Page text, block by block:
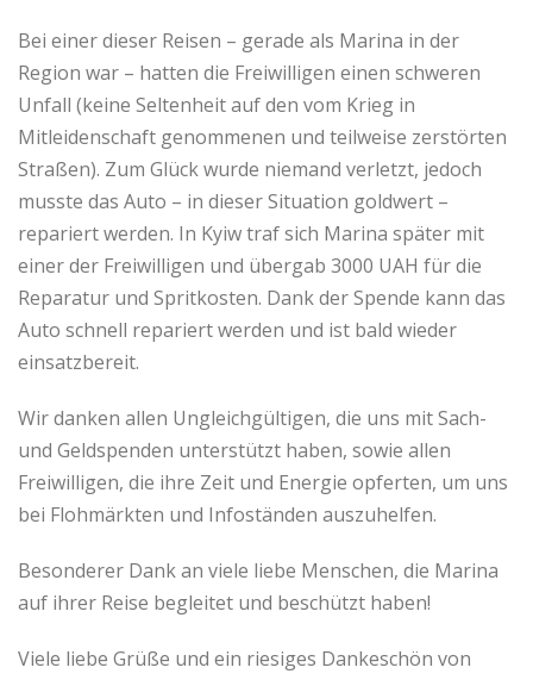
Bei einer dieser Reisen – gerade als Marina in der
Region war – hatten die Freiwilligen einen schweren
Unfall (keine Seltenheit auf den vom Krieg in
Mitleidenschaft genommenen und teilweise zerstörten
Straßen). Zum Glück wurde niemand verletzt, jedoch
musste das Auto – in dieser Situation goldwert –
repariert werden. In Kyiw traf sich Marina später mit
einer der Freiwilligen und übergab 3000 UAH für die
Reparatur und Spritkosten. Dank der Spende kann das
Auto schnell repariert werden und ist bald wieder
einsatzbereit.
Wir danken allen Ungleichgültigen, die uns mit Sach-
und Geldspenden unterstützt haben, sowie allen
Freiwilligen, die ihre Zeit und Energie opferten, um uns
bei Flohmärkten und Infoständen auszuhelfen.
Besonderer Dank an viele liebe Menschen, die Marina
auf ihrer Reise begleitet und beschützt haben!
Viele liebe Grüße und ein riesiges Dankeschön von